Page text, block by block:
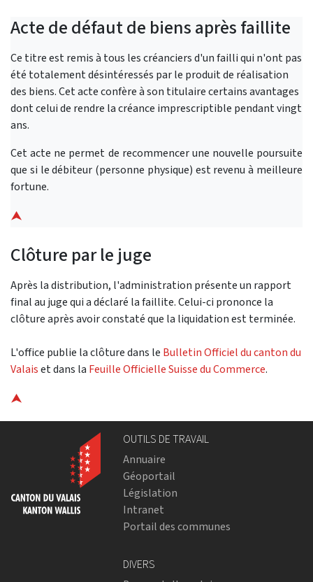
Acte de défaut de biens après faillite
Ce titre est remis à tous les créanciers d'un failli qui n'ont pas
été totalement désintéressés par le produit de réalisation
des biens. Cet acte confère à son titulaire certains avantages
dont celui de rendre la créance imprescriptible pendant vingt
ans.
Cet acte ne permet de recommencer une nouvelle poursuite
que si le débiteur (personne physique) est revenu à meilleure
fortune.
⮝
Clôture par le juge
Après la distribution, l'administration présente un rapport
final au juge qui a déclaré la faillite. Celui-ci prononce la
clôture après avoir constaté que la liquidation est terminée.
L'office publie la clôture dans le Bulletin Officiel du canton du
Valaiset dans la Feuille Officielle Suisse du Commerce.
⮝
OUTILS DE TRAVAIL
Annuaire
Géoportail
Législation
Intranet
Portail des communes
DIVERS